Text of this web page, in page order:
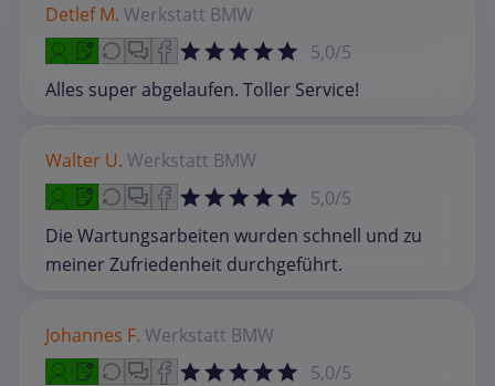
Detlef M. Werkstatt BMW
5,0/5
Alles super abgelaufen. Toller Service!
Walter U. Werkstatt BMW
5,0/5
Die Wartungsarbeiten wurden schnell und zu
meiner Zufriedenheit durchgeführt.
Johannes F. Werkstatt BMW
5,0/5